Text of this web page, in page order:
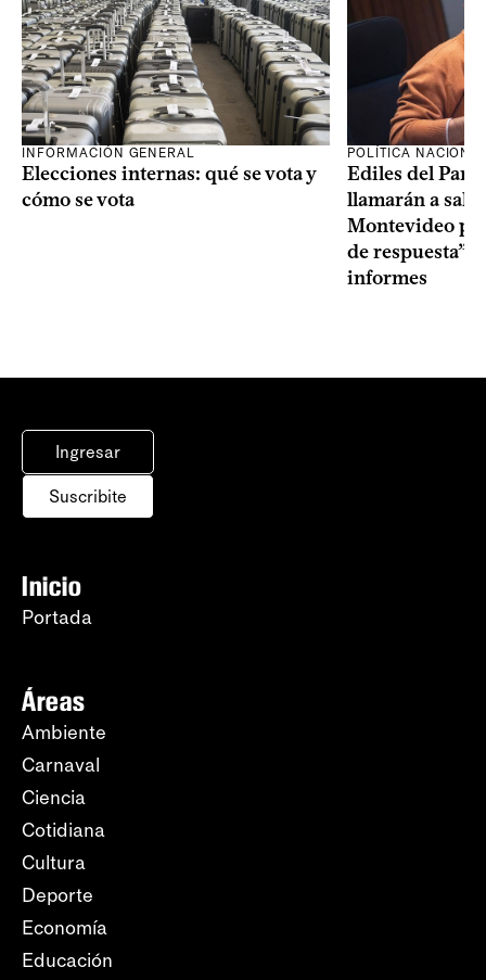
INFORMACIÓN GENERAL
Elecciones internas: qué se vota y
cómo se vota
POLÍTICA
Ediles del
llamarán a sala
Montevideo
de respuesta”
informes
Ingresar
Suscribite
Inicio
Portada
Áreas
Ambiente
Carnaval
Ciencia
Cotidiana
Cultura
Deporte
Economía
Educación